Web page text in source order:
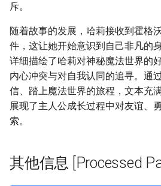
斥。
随着故事的发展，哈莉接收到霍格
件，这让她开始意识到自己非凡的
详细描绘了哈莉对神秘魔法世界的
内心冲突与对自我认同的追寻。通
信、踏上魔法世界的旅程，文本充
展现了主人公成长过程中对友谊、
索。
其他信息 [Processed